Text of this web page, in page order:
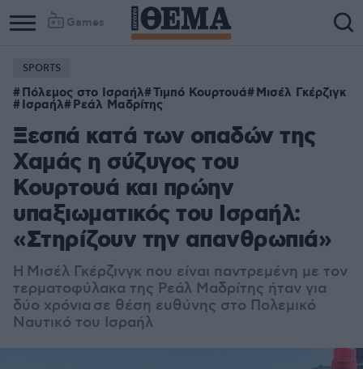
Games
SPORTS
Πόλεμος στο Ισραήλ Τιμπό Κουρτουά Μισέλ Γκέρζιγκ
Ισραήλ Ρεάλ Μαδρίτης
Ξεσπά κατά των οπαδών της
Χαμάς η σύζυγος του
Κουρτουά και πρώην
υπαξιωματικός του Ισραήλ:
«Στηρίζουν την απανθρωπιά»
Η Μισέλ Γκέρζινγκ που είναι παντρεμένη με τον
τερματοφύλακα της Ρεάλ Μαδρίτης ήταν για
δύο χρόνια σε θέση ευθύνης στο Πολεμικό
Ναυτικό του Ισραήλ